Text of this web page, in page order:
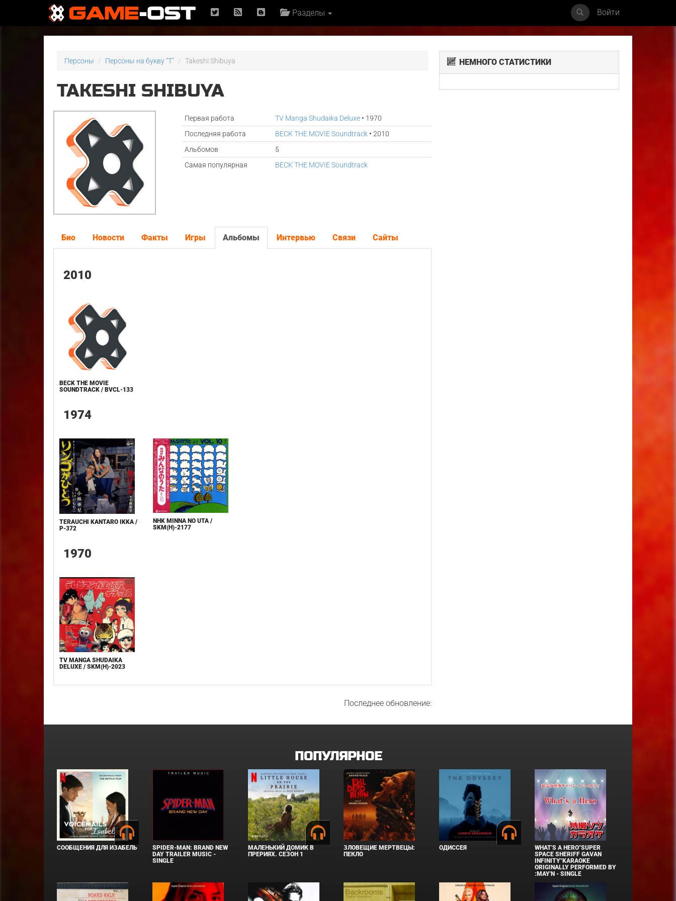
Разделы Войти
Персоны Персоны на букву "T" Takeshi Shibuya
TAKESHI SHIBUYA
Первая работа TV Manga Shudaika Deluxe• 1970
Последняя работа
BECK THE MOVIE Soundtrack• 2010
Альбомов
5
Самая популярная
BECK THE MOVIE Soundtrack
Био Новости Факты Игры Альбомы Интервью Связи Сайты
2010
BECK THE MOVIE
SOUNDTRACK / BVCL-133
1974
TERAUCHI KANTARO IKKA /
P-372
NHK MINNA NO UTA /
SKM(H)-2177
1970
TV MANGA SHUDAIKA
DELUXE / SKM(H)-2023
Последнее обновление:
НЕМНОГО СТАТИСТИКИ
ПОПУЛЯРНОЕ
СООБЩЕНИЯ ДЛЯ ИЗАБЕЛЬ
SPIDER-MAN: BRAND NEW
DAY TRAILER MUSIC -
SINGLE
МАЛЕНЬКИЙ ДОМИК В
ПРЕРИЯХ. СЕЗОН 1
ЗЛОВЕЩИЕ МЕРТВЕЦЫ:
ПЕКЛО
ОДИССЕЯ
WHAT'S A HERO"SUPER
SPACE SHERIFF GAVAN
INFINITY"KARAOKE
ORIGINALLY PERFORMED BY
:MAY'N - SINGLE